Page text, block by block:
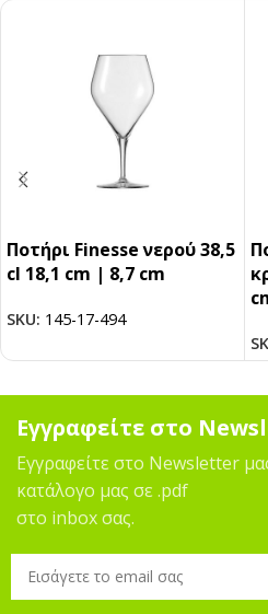
Ποτήρι Finesse νερού 38,5
cl 18,1 cm | 8,7 cm
SKU: 145-17-494
Εγγραφείτε στο
Εγγραφείτε στο Newsletter
κατάλογο μας σε .pdf
στο inbox σας.